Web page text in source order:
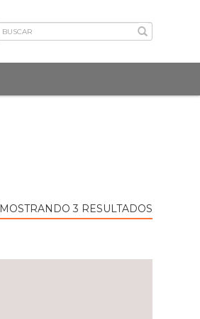
MOSTRANDO 3 RESULTADOS